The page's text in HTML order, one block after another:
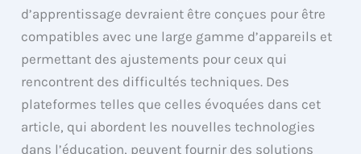
d’apprentissage devraient être conçues pour être
compatibles avec une large gamme d’appareils et
permettant des ajustements pour ceux qui
rencontrent des difficultés techniques. Des
plateformes telles que celles évoquées dans cet
article, qui abordent les nouvelles technologies
dans l’éducation, peuvent fournir des solutions